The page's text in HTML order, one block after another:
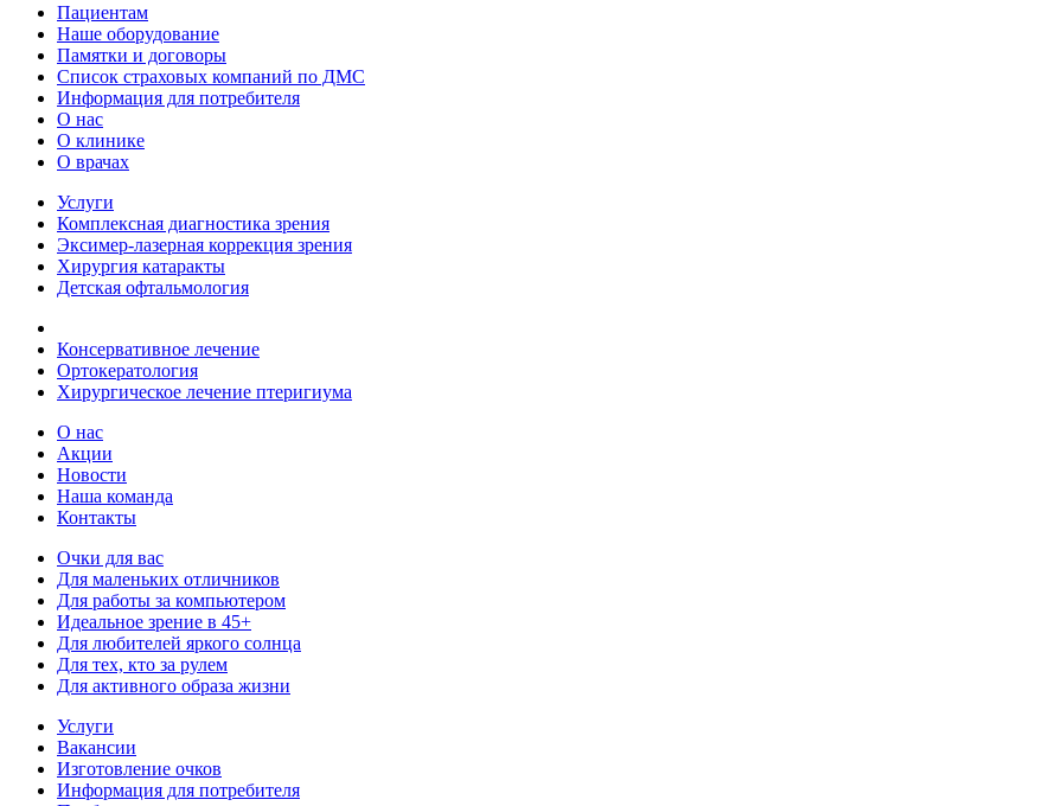
Пациентам
Наше оборудование
Памятки и договоры
Список страховых компаний по ДМС
Информация для потребителя
О нас
О клинике
О врачах
Услуги
Комплексная диагностика зрения
Эксимер-лазерная коррекция зрения
Хирургия катаракты
Детская офтальмология
Консервативное лечение
Ортокератология
Хирургическое лечение птеригиума
О нас
Акции
Новости
Наша команда
Контакты
Очки для вас
Для маленьких отличников
Для работы за компьютером
Идеальное зрение в 45+
Для любителей яркого солнца
Для тех, кто за рулем
Для активного образа жизни
Услуги
Вакансии
Изготовление очков
Информация для потребителя